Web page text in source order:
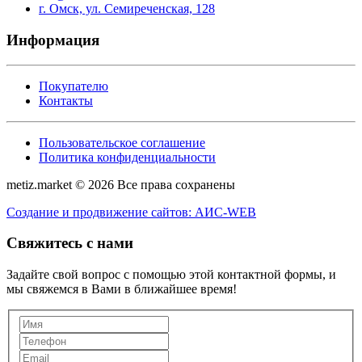
г. Омск, ул. Семиреченская, 128
Информация
Покупателю
Контакты
Пользовательское соглашение
Политика конфиденциальности
metiz.market © 2026 Все права сохранены
Создание и продвижение сайтов: АИС-WEB
Свяжитесь с нами
Задайте свой вопрос с помощью этой контактной формы, и
мы свяжемся в Вами в ближайшее время!